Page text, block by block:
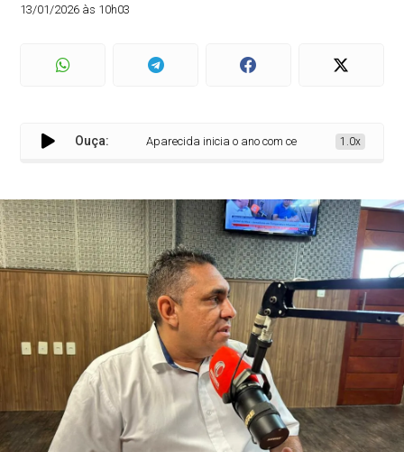
13/01/2026 às 10h03
Ouça: Aparecida inicia o ano com cerca de R$ 30 milhões
1.0x